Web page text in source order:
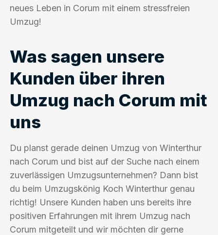
neues Leben in Corum mit einem stressfreien
Umzug!
Was sagen unsere
Kunden über ihren
Umzug nach Corum mit
uns
Du planst gerade deinen Umzug von Winterthur
nach Corum und bist auf der Suche nach einem
zuverlässigen Umzugsunternehmen? Dann bist
du beim Umzugskönig Koch Winterthur genau
richtig! Unsere Kunden haben uns bereits ihre
positiven Erfahrungen mit ihrem Umzug nach
Corum mitgeteilt und wir möchten dir gerne